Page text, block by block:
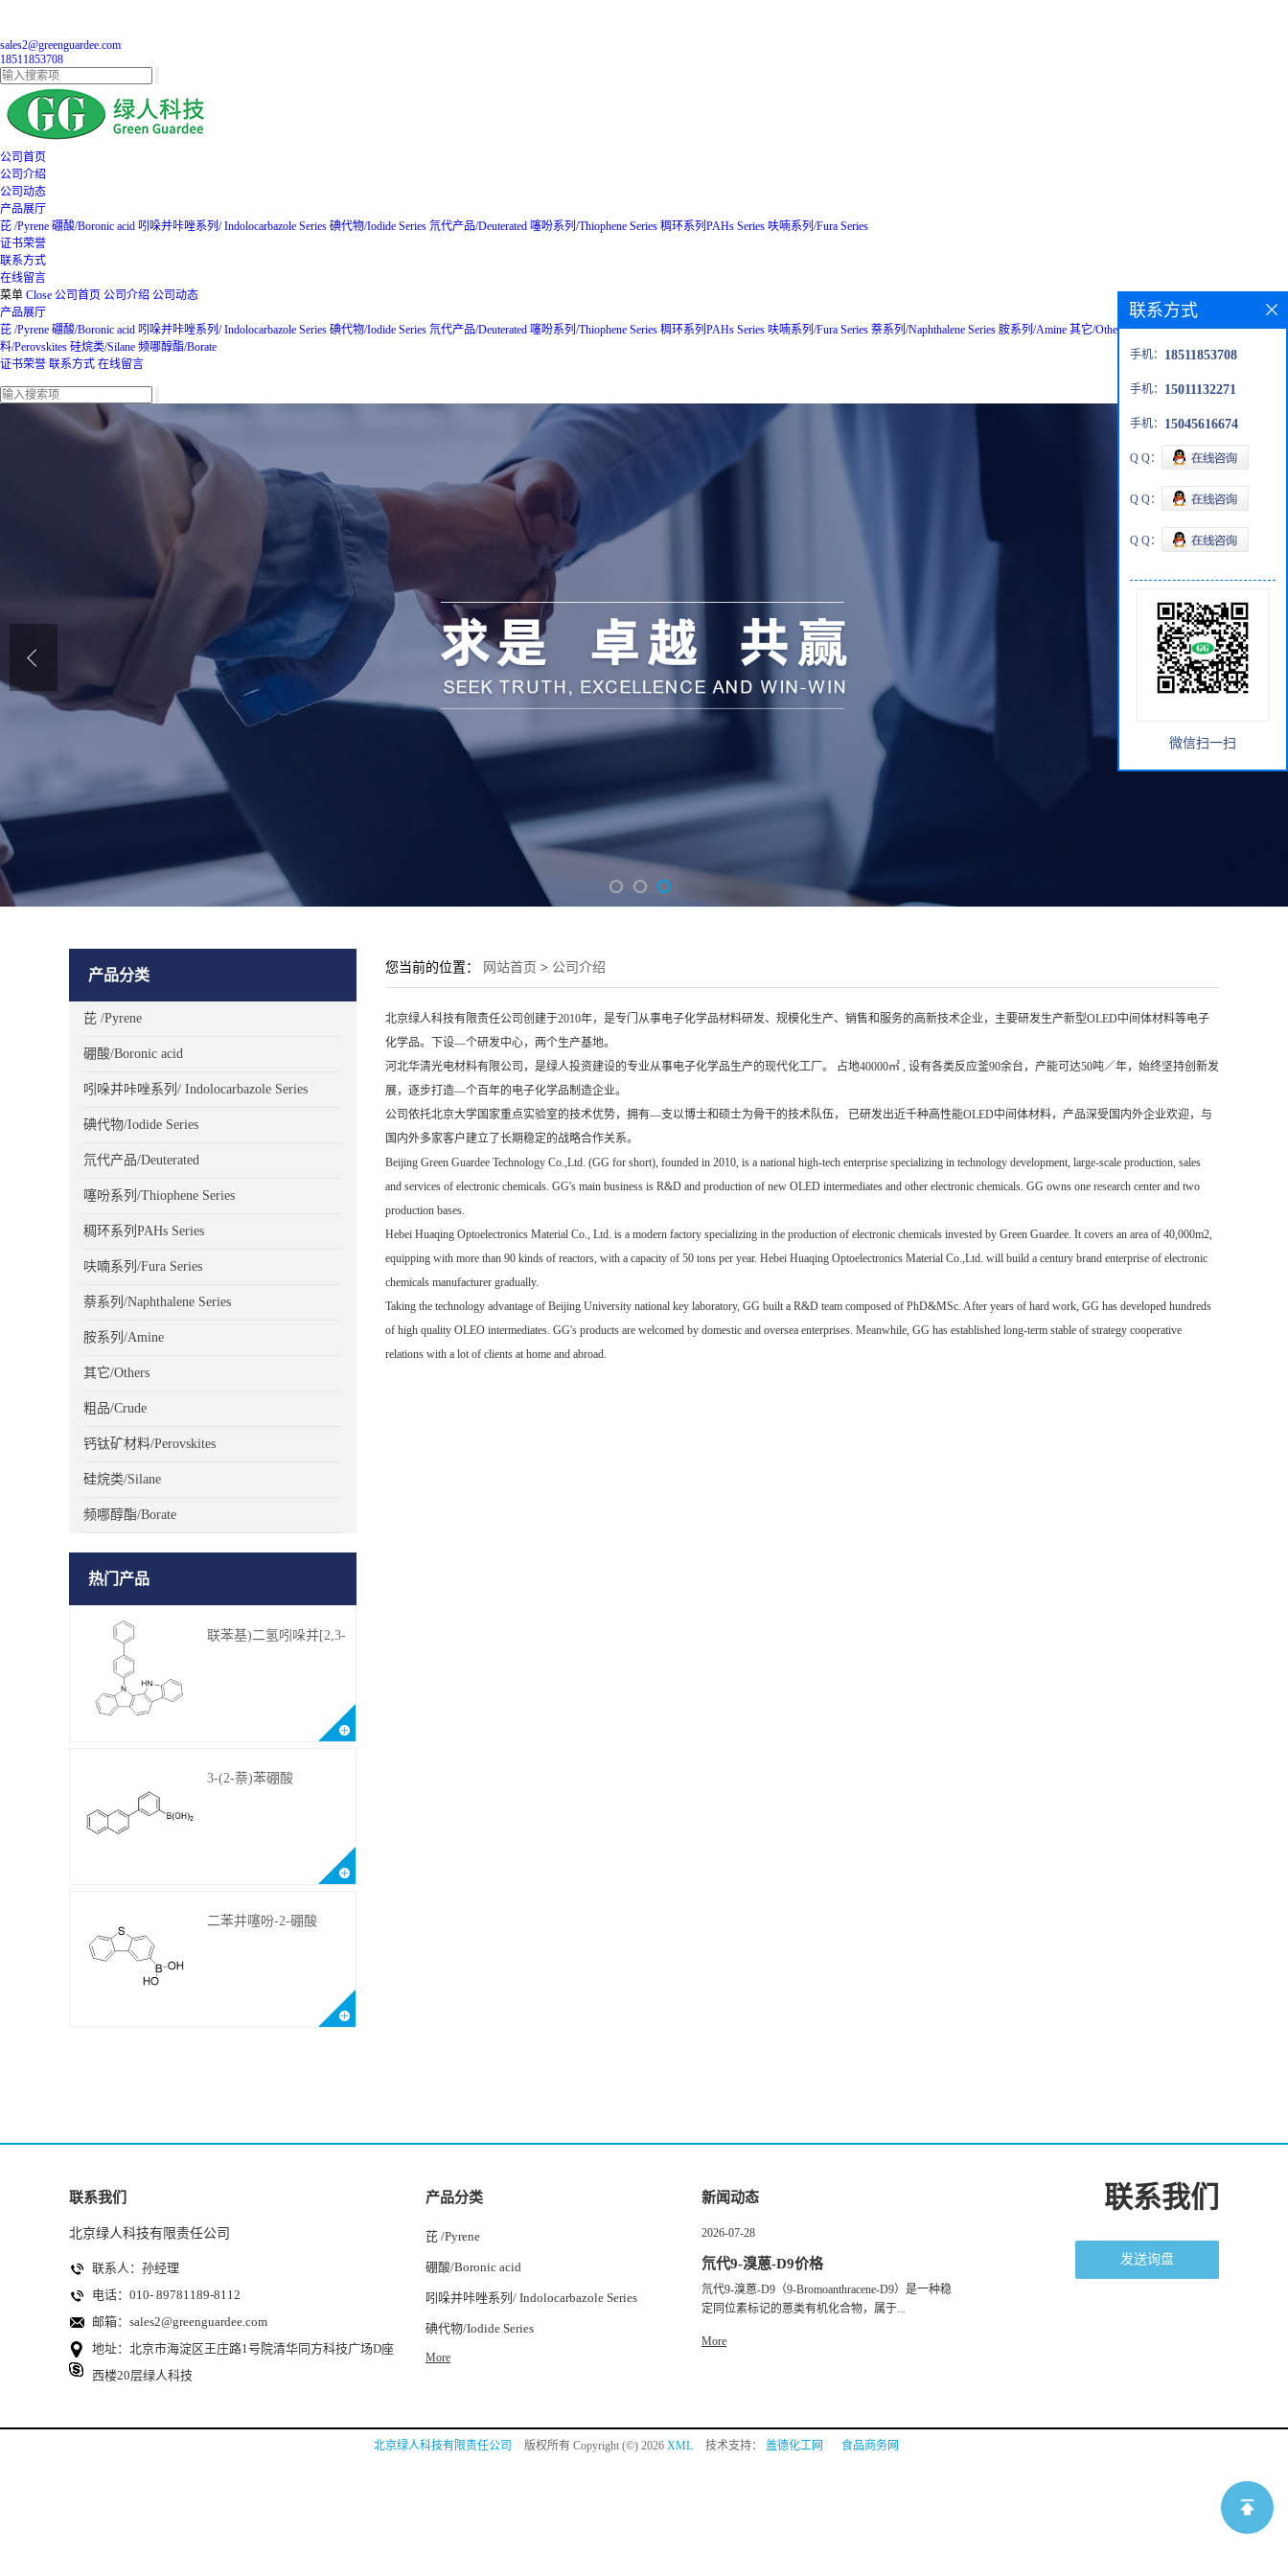
sales2@greenguardee.com
18511853708
公司首页
公司介绍
公司动态
产品展厅
芘 /Pyrene 硼酸/Boronic acid 吲哚并咔唑系列/ Indolocarbazole Series 碘代物/Iodide Series 氘代产品/Deuterated 噻吩系列/Thiophene Series 稠环系列PAHs Series 呋喃系列/Fura Series
证书荣誉
联系方式
在线留言
菜单 Close 公司首页 公司介绍 公司动态
产品展厅
芘 /Pyrene 硼酸/Boronic acid 吲哚并咔唑系列/ Indolocarbazole Series 碘代物/Iodide Series 氘代产品/Deuterated 噻吩系列/Thiophene Series 稠环系列PAHs Series 呋喃系列/Fura Series 萘系列/Naphthalene Series 胺系列/Amine 其它/Others 粗品/Crude 钙钛矿材
料/Perovskites 硅烷类/Silane 频哪醇酯/Borate
证书荣誉 联系方式 在线留言
产品分类
芘 /Pyrene
硼酸/Boronic acid
吲哚并咔唑系列/ Indolocarbazole Series
碘代物/Iodide Series
氘代产品/Deuterated
噻吩系列/Thiophene Series
稠环系列PAHs Series
呋喃系列/Fura Series
萘系列/Naphthalene Series
胺系列/Amine
其它/Others
粗品/Crude
钙钛矿材料/Perovskites
硅烷类/Silane
频哪醇酯/Borate
热门产品
联苯基)二氢吲哚并[2,3-
3-(2-萘)苯硼酸
二苯并噻吩-2-硼酸
您当前的位置： 网站首页 > 公司介绍
北京绿人科技有限责任公司创建于2010年，是专门从事电子化学品材料研发、规模化生产、销售和服务的高新技术企业，主要研发生产新型OLED中间体材料等电子
化学品。下设—个研发中心，两个生产基地。
河北华清光电材料有限公司，是绿人投资建设的专业从事电子化学品生产的现代化工厂。 占地40000㎡ , 设有各类反应釜90余台，产能可达50吨／年，始终坚持创新发
展，逐步打造—个百年的电子化学品制造企业。
公司依托北京大学国家重点实验室的技术优势，拥有—支以博士和硕士为骨干的技术队伍， 已研发出近千种高性能OLED中间体材料，产品深受国内外企业欢迎，与
国内外多家客户建立了长期稳定的战略合作关系。
Beijing Green Guardee Technology Co.,Ltd. (GG for short), founded in 2010, is a national high-tech enterprise specializing in technology development, large-scale production, sales
and services of electronic chemicals. GG's main business is R&D and production of new OLED intermediates and other electronic chemicals. GG owns one research center and two
production bases.
Hebei Huaqing Optoelectronics Material Co., Ltd. is a modern factory specializing in the production of electronic chemicals invested by Green Guardee. It covers an area of 40,000m2,
equipping with more than 90 kinds of reactors, with a capacity of 50 tons per year. Hebei Huaqing Optoelectronics Material Co.,Ltd. will build a century brand enterprise of electronic
chemicals manufacturer gradually.
Taking the technology advantage of Beijing University national key laboratory, GG built a R&D team composed of PhD&MSc. After years of hard work, GG has developed hundreds
of high quality OLEO intermediates. GG's products are welcomed by domestic and oversea enterprises. Meanwhile, GG has established long-term stable of strategy cooperative
relations with a lot of clients at home and abroad.
联系方式
手机： 18511853708
手机： 15011132271
手机： 15045616674
Q Q：
Q Q：
Q Q：
微信扫一扫
联系我们
北京绿人科技有限责任公司
联系人：孙经理
电话：010- 89781189-8112
邮箱： sales2@greenguardee.com
地址：北京市海淀区王庄路1号院清华同方科技广场D座
西楼20层绿人科技
产品分类
芘 /Pyrene
硼酸/Boronic acid
吲哚并咔唑系列/ Indolocarbazole Series
碘代物/Iodide Series
More
新闻动态
2026-07-28
氘代9-溴蒽-D9价格
氘代9-溴蒽-D9（9-Bromoanthracene-D9）是一种稳
定同位素标记的蒽类有机化合物，属于...
More
联系我们
发送询盘
北京绿人科技有限责任公司 版权所有 Copyright (©) 2026 XML 技术支持： 盖德化工网 食品商务网